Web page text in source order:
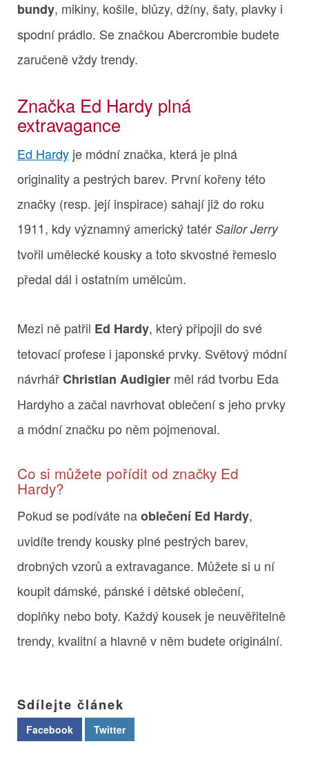
bundy, mikiny, košile, blůzy, džíny, šaty, plavky i
spodní prádlo. Se značkou Abercrombie budete
zaručeně vždy trendy.
Značka Ed Hardy plná
extravagance
Ed Hardy je módní značka, která je plná
originality a pestrých barev. První kořeny této
značky (resp. její inspirace) sahají již do roku
1911, kdy významný americký tatér Sailor Jerry
tvořil umělecké kousky a toto skvostné řemeslo
předal dál i ostatním umělcům.
Mezi ně patřil Ed Hardy, který připojil do své
tetovací profese i japonské prvky. Světový módní
návrhářChristian Audigier měl rád tvorbu Eda
Hardyho a začal navrhovat oblečení s jeho prvky
a módní značku po něm pojmenoval.
Co si můžete pořídit od značky Ed
Hardy?
Pokud se podíváte naoblečení Ed Hardy,
uvidíte trendy kousky plné pestrých barev,
drobných vzorů a extravagance. Můžete si u ní
koupit dámské, pánské i dětské oblečení,
doplňky nebo boty. Každý kousek je neuvěřitelně
trendy, kvalitní a hlavně v něm budete originální.
Sdílejte článek
Facebook Twitter